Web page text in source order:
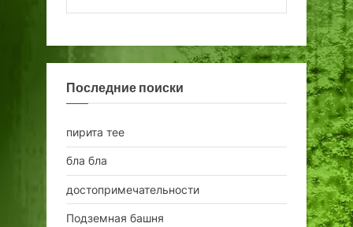
Последние поиски
пирита тее
бла бла
достопримечательности
Подземная башня